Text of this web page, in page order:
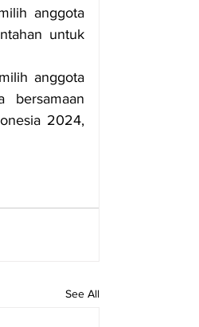
anggota
untuk
anggota
bersamaan
2024,
See All